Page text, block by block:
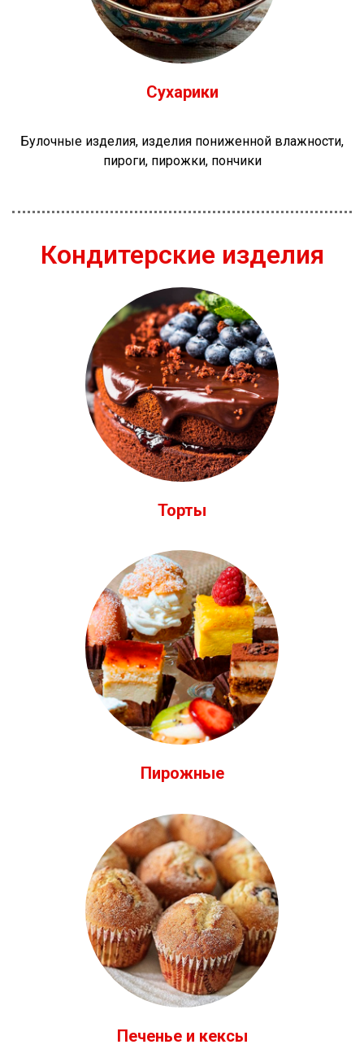
Сухарики
Булочные изделия, изделия пониженной влажности,
пироги, пирожки, пончики
Кондитерские изделия
Торты
Пирожные
Печенье и кексы